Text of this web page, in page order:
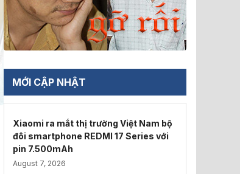
MỚI CẬP NHẬT
Xiaomi ra mắt thị trường Việt Nam bộ
đôi smartphone REDMI 17 Series với
pin 7.500mAh
August 7, 2026